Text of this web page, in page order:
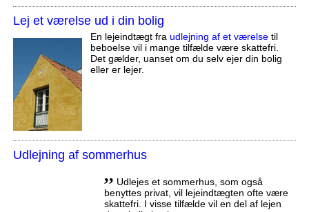
Lej et værelse ud i din bolig
En lejeindtægt fra udlejning af et værelsetil
beboelse vil i mange tilfælde være skattefri.
Det gælder, uanset om du selv ejer din bolig
eller er lejer.
Udlejning af sommerhus
,, Udlejes et sommerhus, som også
benyttes privat, vil lejeindtægten ofte være
skattefri. I visse tilfælde vil en del af lejen